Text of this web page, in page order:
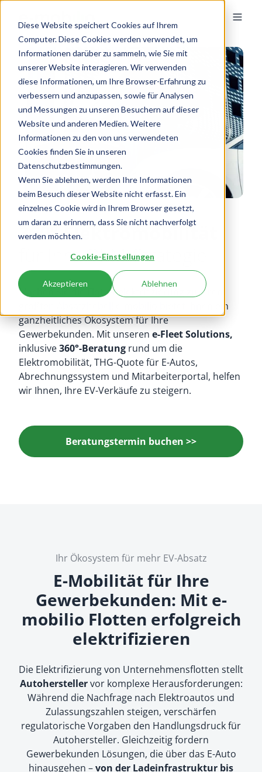
Diese Website speichert Cookies auf Ihrem
Computer. Diese Cookies werden verwendet, um
Informationen darüber zu sammeln, wie Sie mit
unserer Website interagieren. Wir verwenden
diese Informationen, um Ihre Browser-Erfahrung zu
verbessern und anzupassen, sowie für Analysen
und Messungen zu unseren Besuchern auf dieser
Website und anderen Medien. Weitere
Informationen zu den von uns verwendeten
Cookies finden Sie in unseren
Datenschutzbestimmungen.
Wenn Sie ablehnen, werden Ihre Informationen
beim Besuch dieser Website nicht erfasst. Ein
einzelnes Cookie wird in Ihrem Browser gesetzt,
um daran zu erinnern, dass Sie nicht nachverfolgt
werden möchten.
Cookie-Einstellungen
Akzeptieren Ablehnen
360° Elektromobilität
für Ihre OEM-Strategie
Machen Sie die Flottenelektrifizierung zu Ihrem
größten Absatzhebel! e-mobilio bietet Ihnen ein
ganzheitliches Ökosystem für Ihre
Gewerbekunden. Mit unseren e-Fleet Solutions,
inklusive360°-Beratung rund um die
Elektromobilität, THG-Quote für E-Autos,
Abrechnungssystem und Mitarbeiterportal, helfen
wir Ihnen, Ihre EV-Verkäufe zu steigern.
Beratungstermin buchen >>
Ihr Ökosystem für mehr EV-Absatz
E-Mobilität für Ihre
Gewerbekunden: Mit e-
mobilio Flotten erfolgreich
elektrifizieren
Die Elektrifizierung von Unternehmensflotten stellt
Autoherstellervor komplexe Herausforderungen:
Während die Nachfrage nach Elektroautos und
Zulassungszahlen steigen, verschärfen
regulatorische Vorgaben den Handlungsdruck für
Autohersteller. Gleichzeitig fordern
Gewerbekunden Lösungen, die über das E-Auto
hinausgehen –von der Ladeinfrastruktur bis